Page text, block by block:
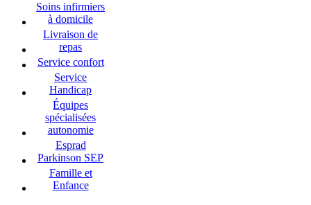
Soins infirmiers
à domicile
Livraison de
repas
Service confort
Service
Handicap
Équipes
spécialisées
autonomie
Esprad
Parkinson SEP
Famille et
Enfance